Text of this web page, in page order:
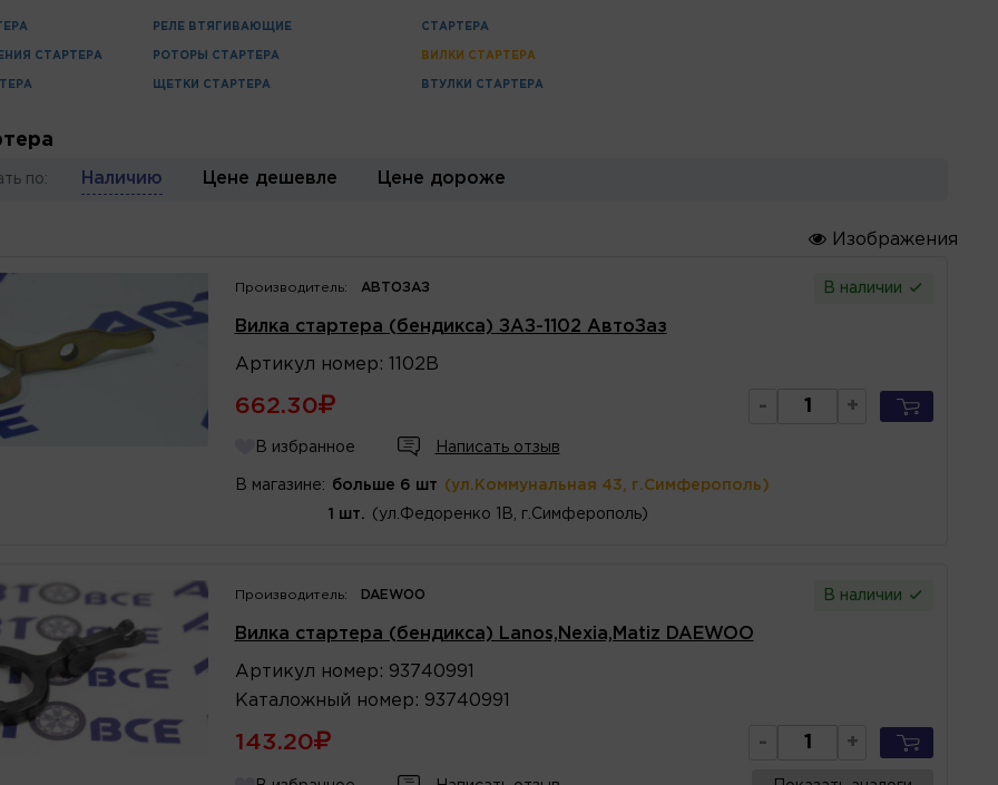
СТАРТЕРА
РЕЛЕ ВТЯГИВАЮЩИЕ
РОТОРЫ СТАРТЕРА
ЩЕТКИ СТАРТЕРА
СТАРТЕРА
ВИЛКИ СТАРТЕРА
ВТУЛКИ СТАРТЕРА
по: Наличию Цене дешевле Цене дороже
Изображения
Производитель: АВТОЗАЗ В наличии
Вилка стартера (бендикса) ЗАЗ-1102 АвтоЗаз
Артикул номер : 1102В
662.30 - +
В избранное Написать отзыв
В магазине: больше 6 шт (ул.Коммунальная 43, г.Симферополь)
1 шт. (ул.Федоренко 1В, г.Симферополь)
Производитель: DAEWOO В наличии
Вилка стартера (бендикса) Lanos,Nexia,Matiz DAEWOO
Артикул номер : 93740991
Каталожный номер : 93740991
143.20 - +